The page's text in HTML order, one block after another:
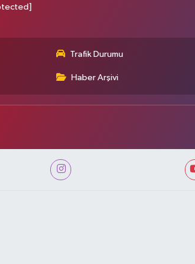
Trafik Durumu
Haber Arşivi